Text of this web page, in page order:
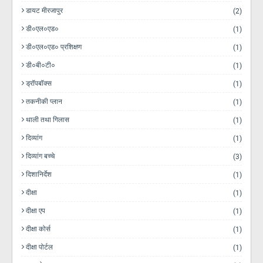
डायट मीरजापुर (2)
डी०एल०एड० (1)
डी०एल०एड० प्रशिक्षण (1)
डी०बी०टी० (1)
ड्रॉपबॉक्स (1)
तकनीकी प्लान (1)
थाली तथा गिलास (1)
दिव्यांग (1)
दिव्यांग बच्चे (3)
दिशानिर्देश (1)
दीक्षा (1)
दीक्षा एप (1)
दीक्षा कोर्स (1)
दीक्षा पोर्टल (1)